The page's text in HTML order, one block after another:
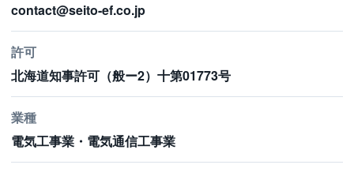
contact@seito-ef.co.jp
許可
北海道知事許可（般ー2）十第01773号
業種
電気工事業・電気通信工事業